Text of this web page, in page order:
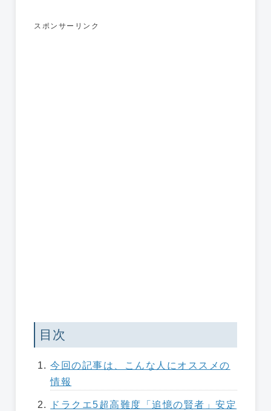
スポンサーリンク
目次
今回の記事は、こんな人にオススメの
情報
ドラクエ5超高難度「追憶の賢者」安定